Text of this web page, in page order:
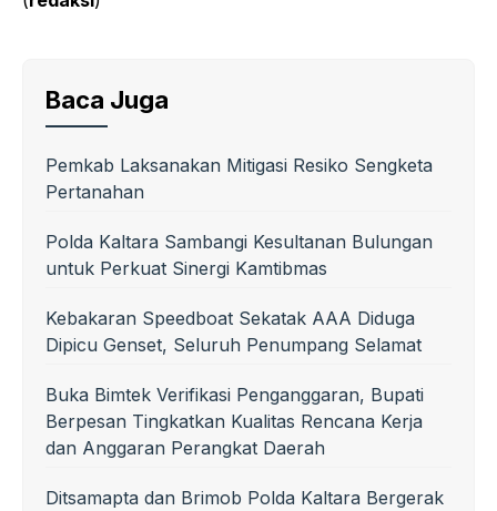
Baca Juga
Pemkab Laksanakan Mitigasi Resiko Sengketa
Pertanahan
Polda Kaltara Sambangi Kesultanan Bulungan
untuk Perkuat Sinergi Kamtibmas
Kebakaran Speedboat Sekatak AAA Diduga
Dipicu Genset, Seluruh Penumpang Selamat
Buka Bimtek Verifikasi Penganggaran, Bupati
Berpesan Tingkatkan Kualitas Rencana Kerja
dan Anggaran Perangkat Daerah
Ditsamapta dan Brimob Polda Kaltara Bergerak